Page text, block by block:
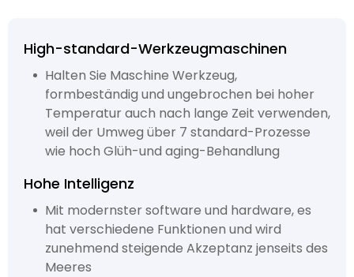
High-standard-Werkzeugmaschinen
Halten Sie Maschine Werkzeug,
formbeständig und ungebrochen bei hoher
Temperatur auch nach lange Zeit verwenden,
weil der Umweg über 7 standard-Prozesse
wie hoch Glüh-und aging-Behandlung
Hohe Intelligenz
Mit modernster software und hardware, es
hat verschiedene Funktionen und wird
zunehmend steigende Akzeptanz jenseits des
Meeres